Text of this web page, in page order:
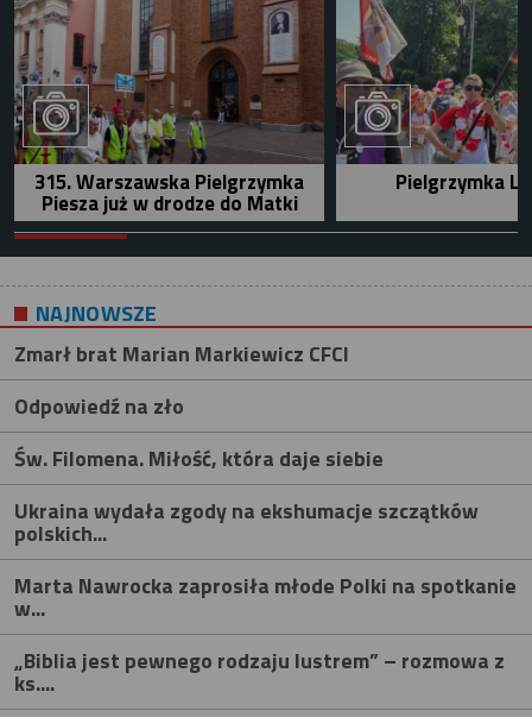
315. Warszawska Pielgrzymka
Piesza już w drodze do Matki
Pielgrzymka
NAJNOWSZE
Zmarł brat Marian Markiewicz CFCI
Odpowiedź na zło
Św. Filomena. Miłość, która daje siebie
Ukraina wydała zgody na ekshumacje szczątków
polskich...
Marta Nawrocka zaprosiła młode Polki na spotkanie
w...
„Biblia jest pewnego rodzaju lustrem” – rozmowa z
ks....